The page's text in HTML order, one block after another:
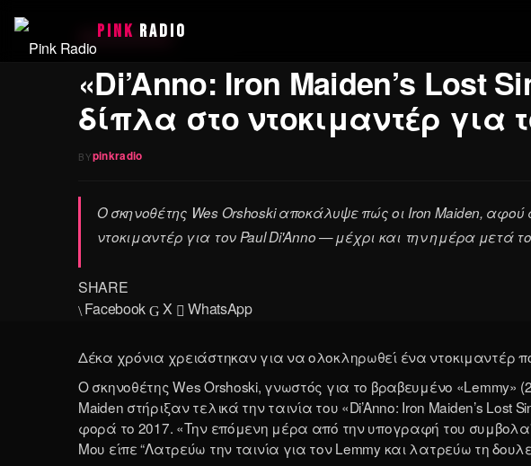
PINK RADIO
DOCUMENTARY · 23 June 2026
«Di’Anno: Iron Maiden’s Lost
δίπλα στο ντοκιμαντέρ για
BYpinkradio
Ο σκηνοθέτης Wes Orshoski αποκάλυψε πώς οι Iron Maiden,
ντοκιμαντέρ για τον Paul Di'Anno — μέχρι και την ημέρα μετά
SHARE
Facebook
X WhatsApp
Δέκα χρόνια χρειάστηκαν για να ολοκληρωθεί ένα ντοκιμαντέρ
Ο σκηνοθέτης Wes Orshoski, γνωστός για το βραβευμένο «Lemmy»
Maiden στήριξαν τελικά την ταινία του «Di’Anno: Iron Maiden’s
φορά το 2017. «Την επόμενη μέρα από την υπογραφή του
Μου είπε “Λατρεύω την ταινία για τον Lemmy και λατρεύω τη